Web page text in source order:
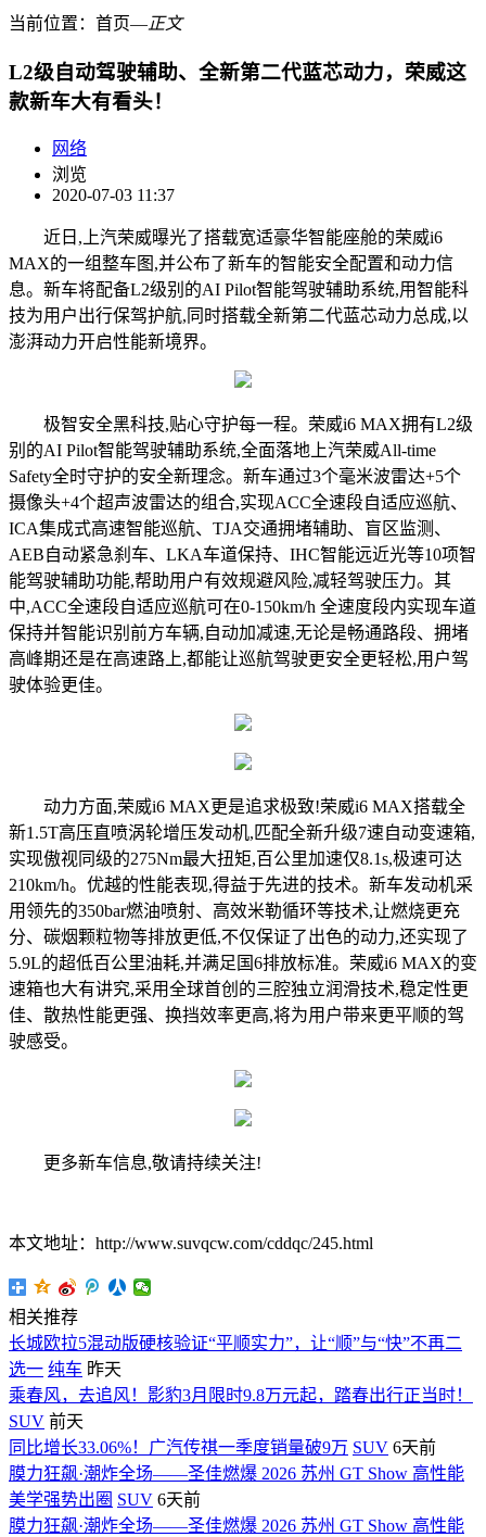
当前位置： 首页―正文
L2级自动驾驶辅助、全新第二代蓝芯动力，荣威这
款新车大有看头！
网络
浏览
2020-07-03 11:37
近日,上汽荣威曝光了搭载宽适豪华智能座舱的荣威i6
MAX的一组整车图,并公布了新车的智能安全配置和动力信
息。新车将配备L2级别的AI Pilot智能驾驶辅助系统,用智能科
技为用户出行保驾护航,同时搭载全新第二代蓝芯动力总成,以
澎湃动力开启性能新境界。
极智安全黑科技,贴心守护每一程。荣威i6 MAX拥有L2级
别的AI Pilot智能驾驶辅助系统,全面落地上汽荣威All-time
Safety全时守护的安全新理念。新车通过3个毫米波雷达+5个
摄像头+4个超声波雷达的组合,实现ACC全速段自适应巡航、
ICA集成式高速智能巡航、TJA交通拥堵辅助、盲区监测、
AEB自动紧急刹车、LKA车道保持、IHC智能远近光等10项智
能驾驶辅助功能,帮助用户有效规避风险,减轻驾驶压力。其
中,ACC全速段自适应巡航可在0-150km/h 全速度段内实现车道
保持并智能识别前方车辆,自动加减速,无论是畅通路段、拥堵
高峰期还是在高速路上,都能让巡航驾驶更安全更轻松,用户驾
驶体验更佳。
动力方面,荣威i6 MAX更是追求极致!荣威i6 MAX搭载全
新1.5T高压直喷涡轮增压发动机,匹配全新升级7速自动变速箱,
实现傲视同级的275Nm最大扭矩,百公里加速仅8.1s,极速可达
210km/h。优越的性能表现,得益于先进的技术。新车发动机采
用领先的350bar燃油喷射、高效米勒循环等技术,让燃烧更充
分、碳烟颗粒物等排放更低,不仅保证了出色的动力,还实现了
5.9L的超低百公里油耗,并满足国6排放标准。荣威i6 MAX的变
速箱也大有讲究,采用全球首创的三腔独立润滑技术,稳定性更
佳、散热性能更强、换挡效率更高,将为用户带来更平顺的驾
驶感受。
更多新车信息,敬请持续关注!
本文地址：http://www.suvqcw.com/cddqc/245.html
相关推荐
长城欧拉5混动版硬核验证“平顺实力”，让“顺”与“快”不再二
选一 纯车 昨天
乘春风，去追风！影豹3月限时9.8万元起，踏春出行正当时！
SUV 前天
同比增长33.06%！广汽传祺一季度销量破9万 SUV 6天前
膜力狂飙·潮炸全场——圣佳燃爆 2026 苏州 GT Show 高性能
美学强势出圈 SUV 6天前
膜力狂飙·潮炸全场——圣佳燃爆 2026 苏州 GT Show 高性能